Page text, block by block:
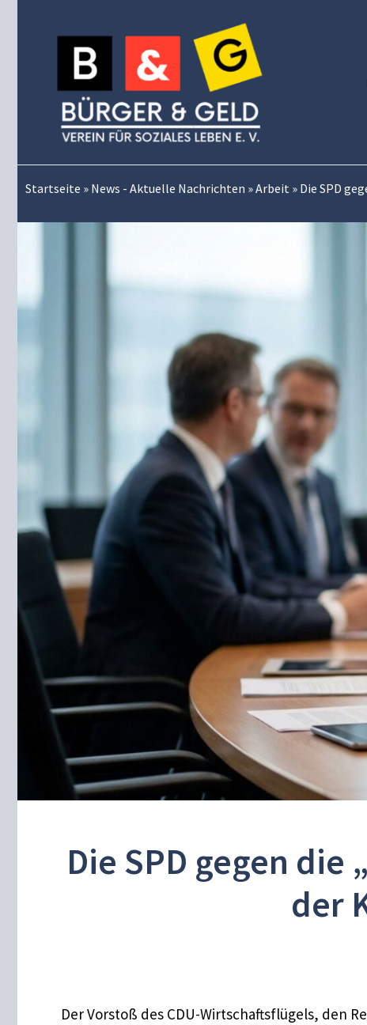
Startseite » News - Aktuelle Nachrichten »Arbeit » Die SPD
Die SPD gegen
der
Der Vorstoß des CDU-Wirtschaftsflügels, den